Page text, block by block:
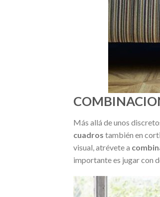
Más allá de unos
cuadros también en
visual, atrévete a
importante es jugar con